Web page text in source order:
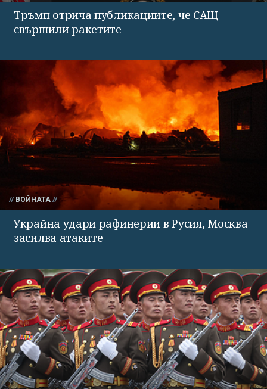
Тръмп отрича публикациите, че САЩ
свършили ракетите
ВОЙНАТА
Украйна удари рафинерии в Русия, Москва
засилва атаките